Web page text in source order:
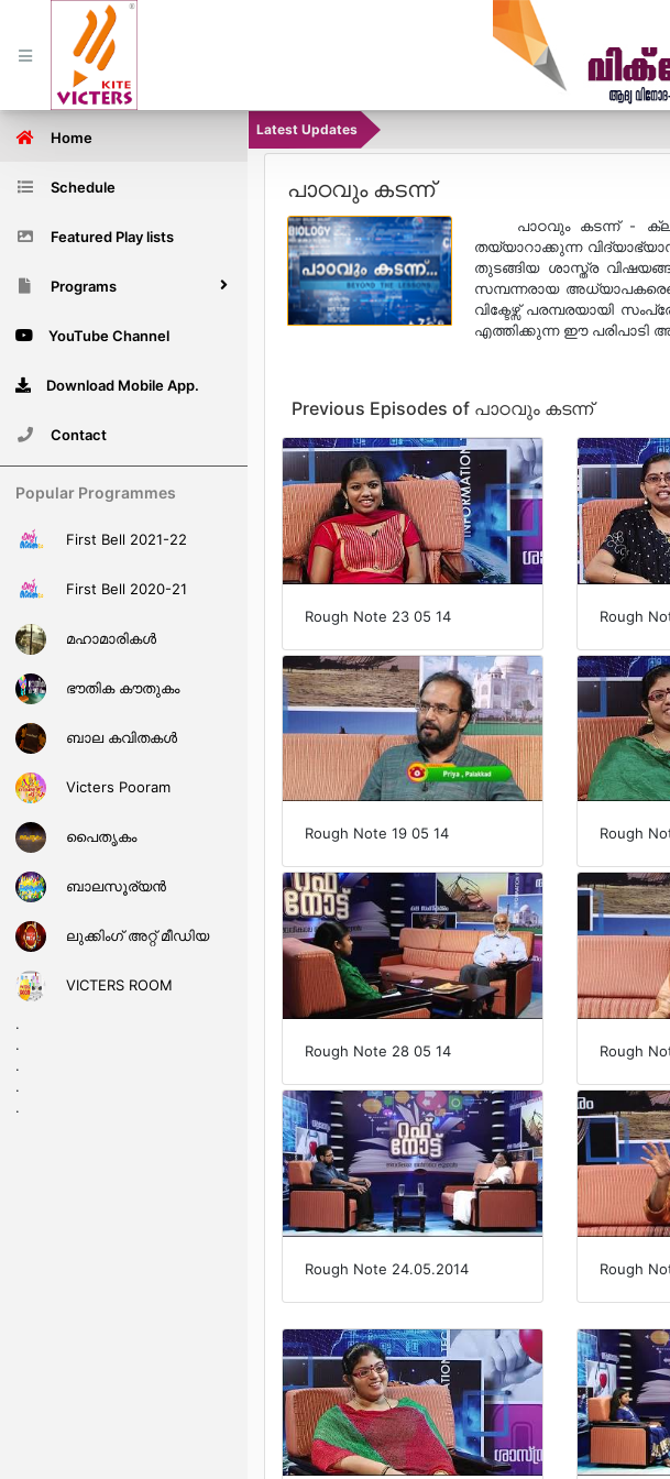
Home
Schedule
Featured Play lists
Programs
YouTube Channel
Download Mobile App.
Contact
Popular Programmes
First Bell 2021-22
First Bell 2020-21
മഹാമാരികള്‍
ഭൗതിക കൗതുകം
ബാല കവിതകള്‍
Victers Pooram
പൈതൃകം
ബാലസൂര്യന്‍
ലുക്കിംഗ് അറ്റ് മീഡിയ
VICTERS ROOM
.
.
.
.
.
Latest Updates
പാഠവും കടന്ന്
പാഠവും കടന്ന് -
തയ്യാറാക്കുന്ന
തുടങ്ങിയ ശാസ്ത്ര
സമ്പന്നരായ
വിക്ടേഴ്സ് പരമ്പരയായി
എത്തിക്കുന്ന ഈ
Previous Episodes of പാഠവും കടന്ന്
Rough Note 23 05 14 Rough
Rough Note 19 05 14 Rough
Rough Note 28 05 14 Rough
Rough Note 24.05.2014 Rough